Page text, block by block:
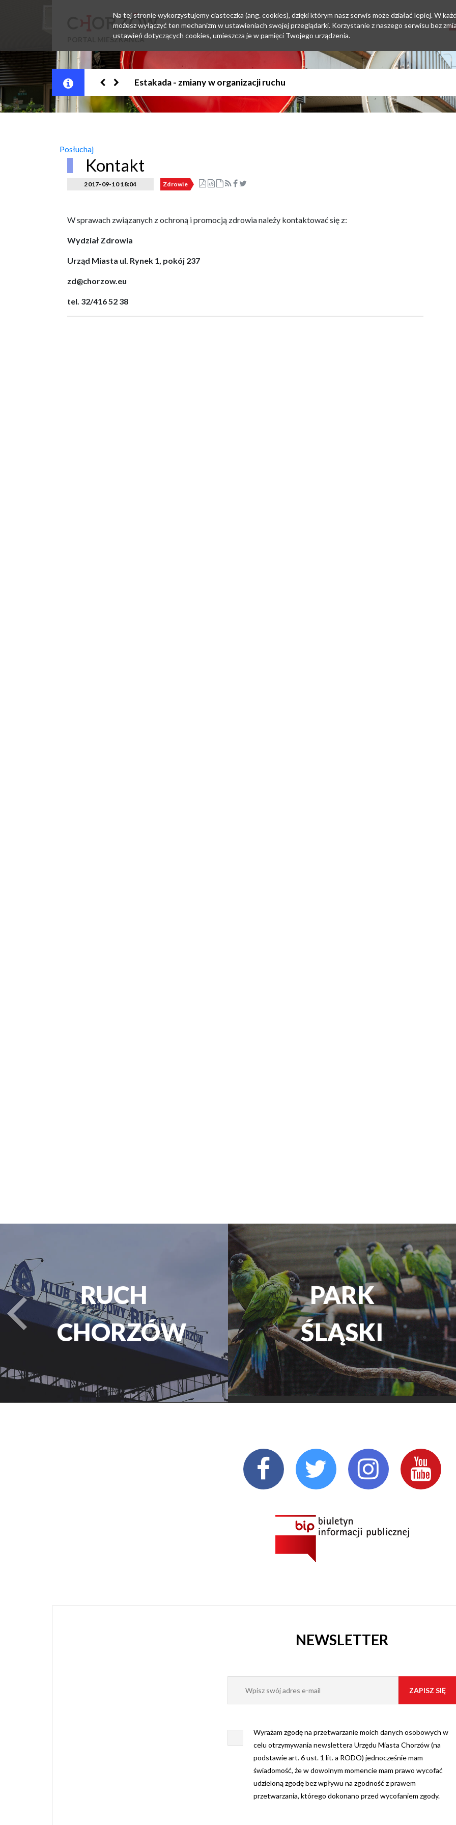
PORTAL MIESZKAŃCA
Jesteśmy w EZD
Posłuchaj
Kontakt
2017-09-10 18:04 Zdrowie
W sprawach związanych z ochroną i promocją zdrowia należy kontaktować się z:
Wydział Zdrowia
Urząd Miasta ul. Rynek 1, pokój 237
zd@chorzow.eu
tel. 32/416 52 38
PARK
ŚLĄSKI
TEATR
ROZRYWKI
turysta.Previous
NEWSLETTER
Wyrażam zgodę na przetwarzanie moich danych osobowych w
celu otrzymywania newslettera Urzędu Miasta Chorzów (na
podstawie art. 6 ust. 1 lit. a RODO) jednocześnie mam
świadomość, że w dowolnym momencie mam prawo wycofać
udzieloną zgodę bez wpływu na zgodność z prawem
przetwarzania, którego dokonano przed wycofaniem zgody.
Na tej stronie wykorzystujemy ciasteczka (ang. cookies), dzięki którym nasz serwis może działać lepiej. W
możesz wyłączyć ten mechanizm w ustawieniach swojej przeglądarki. Korzystanie z naszego serwisu bez
ustawień dotyczących cookies, umieszcza je w pamięci Twojego urządzenia.